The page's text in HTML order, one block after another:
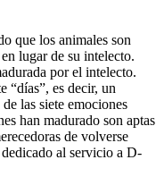
que los animales son
lugar de su intelecto.
por el intelecto.
“días”, es decir, un
las siete emociones
han madurado son aptas
de volverse
al servicio a D-